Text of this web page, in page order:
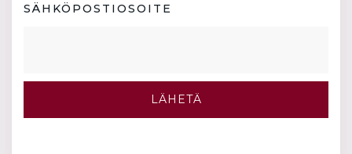
SÄHKÖPOSTIOSOITE